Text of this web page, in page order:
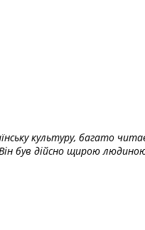
культуру, багато
був дійсно щирою